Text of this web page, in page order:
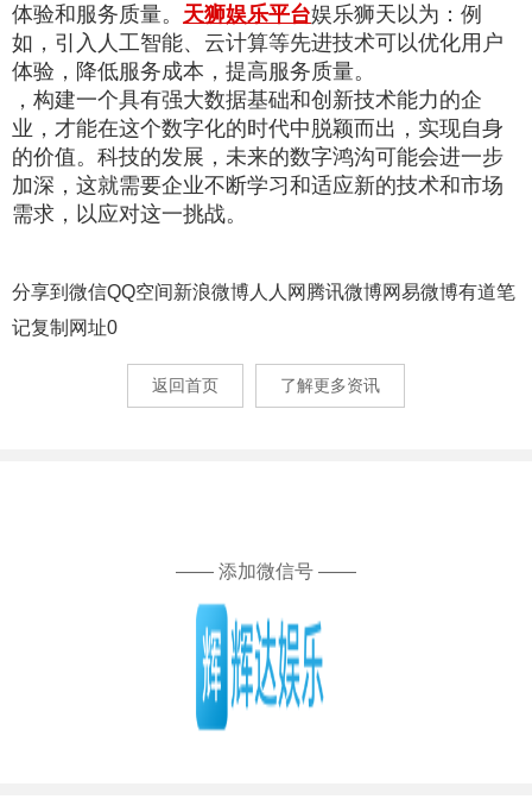
体验和服务质量。 天狮娱乐平台娱乐狮天以为：例
如，引入人工智能、云计算等先进技术可以优化用户
体验，降低服务成本，提高服务质量。
，构建一个具有强大数据基础和创新技术能力的企
业，才能在这个数字化的时代中脱颖而出，实现自身
的价值。科技的发展，未来的数字鸿沟可能会进一步
加深，这就需要企业不断学习和适应新的技术和市场
需求，以应对这一挑战。
分享到 微信QQ空间新浪微博 人人网 腾讯微博网易微博有道笔
记复制网址0
返回首页 了解更多资讯
—— 添加微信号 ——